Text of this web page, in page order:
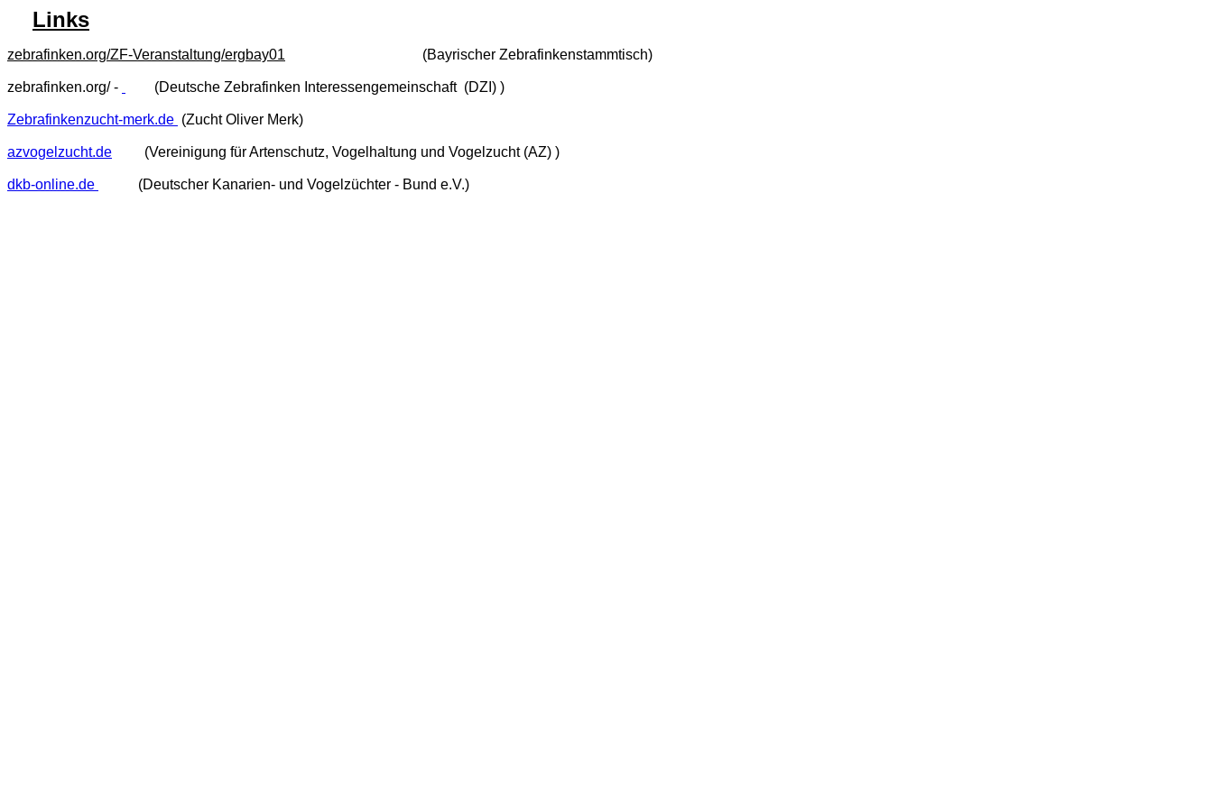
Links
zebrafinken.org/ZF-Veranstaltung/ergbay01 (Bayrischer Zebrafinkenstammtisch)
zebrafinken.org/- (Deutsche Zebrafinken Interessengemeinschaft (DZI) )
Zebrafinkenzucht-merk.de (Zucht Oliver Merk)
azvogelzucht.de (Vereinigung für Artenschutz, Vogelhaltung und Vogelzucht (AZ) )
dkb-online.de (Deutscher Kanarien- und Vogelzüchter - Bund e.V.)